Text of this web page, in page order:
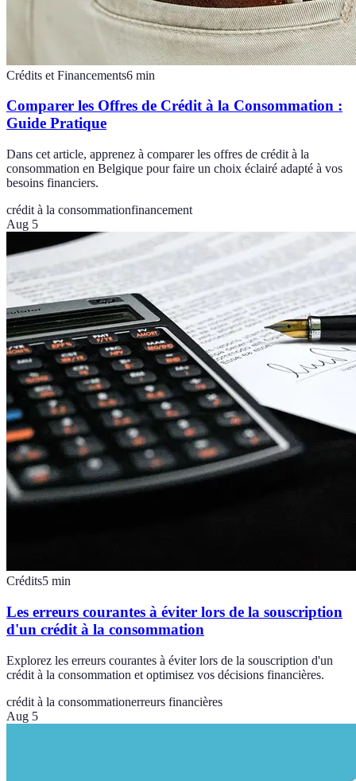
Crédits et Financements6 min
Comparer les Offres de Crédit à la Consommation :
Guide Pratique
Dans cet article, apprenez à comparer les offres de crédit à la
consommation en Belgique pour faire un choix éclairé adapté à vos
besoins financiers.
crédit à la consommationfinancement
Aug 5
Crédits5 min
Les erreurs courantes à éviter lors de la souscription
d'un crédit à la consommation
Explorez les erreurs courantes à éviter lors de la souscription d'un
crédit à la consommation et optimisez vos décisions financières.
crédit à la consommationerreurs financières
Aug 5